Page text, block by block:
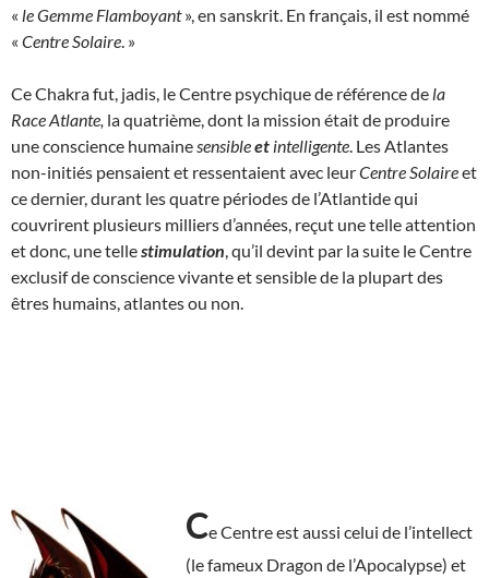
« le Gemme Flamboyant», en sanskrit. En français, il est nommé
« Centre Solaire . »
Ce Chakra fut, jadis, le Centre psychique de référence de la
Race Atlante, la quatrième, dont la mission était de produire
une conscience humaine sensibleet intelligente . Les Atlantes
non-initiés pensaient et ressentaient avec leurCentre Solaireet
ce dernier, durant les quatre périodes de l’Atlantide qui
couvrirent plusieurs milliers d’années, reçut une telle attention
et donc, une tellestimulation , qu’il devint par la suite le Centre
exclusif de conscience vivante et sensible de la plupart des
êtres humains, atlantes ou non.
Ce Centre est aussi celui de l’intellect
(le fameux Dragon de l’Apocalypse) et